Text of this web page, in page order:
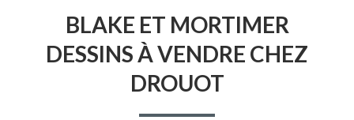
DESSINS
À
BLAKE ET MORTIMER
DESSINS À VENDRE CHEZ
DROUOT